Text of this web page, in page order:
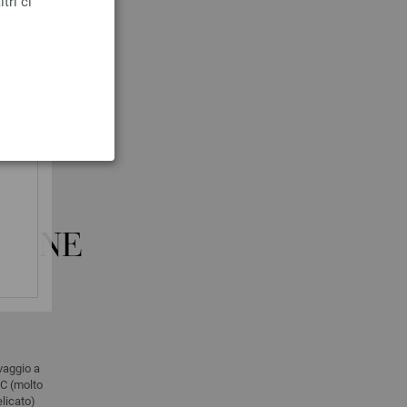
a
(molto